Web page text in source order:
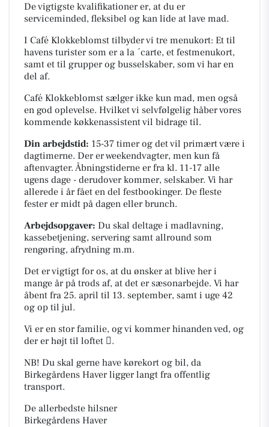
De vigtigste kvalifikationer er, at du er
serviceminded, fleksibel og kan lide at lave mad.
I Café Klokkeblomst tilbyder vi tre menukort: Et til
havens turister som er a la ´carte, et festmenukort,
samt et til grupper og busselskaber, som vi har en
del af.
Café Klokkeblomst sælger ikke kun mad, men også
en god oplevelse. Hvilket vi selvfølgelig håber vores
kommende køkkenassistent vil bidrage til.
Din arbejdstid: 15-37 timer og det vil primært være i
dagtimerne. Der er weekendvagter, men kun få
aftenvagter. Åbningstiderne er fra kl. 11-17 alle
ugens dage - derudover kommer, selskaber. Vi har
allerede i år fået en del festbookinger. De fleste
fester er midt på dagen eller brunch.
Arbejdsopgaver: Du skal deltage i madlavning,
kassebetjening, servering samt allround som
rengøring, afrydning m.m.
Det er vigtigt for os, at du ønsker at blive her i
mange år på trods af, at det er sæsonarbejde. Vi har
åbent fra 25. april til 13. september, samt i uge 42
og op til jul.
Vi er en stor familie, og vi kommer hinanden ved, og
der er højt til loftet .
NB! Du skal gerne have kørekort og bil, da
Birkegårdens Haver ligger langt fra offentlig
transport.
De allerbedste hilsner
Birkegårdens Haver